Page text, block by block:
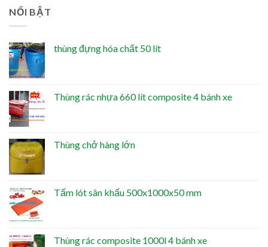
NỔI BẬT
thùng đựng hóa chất 50 lít
Thùng rác nhựa 660 lít composite 4 bánh xe
Thùng chở hàng lớn
Tấm lót sân khấu 500x1000x50 mm
Thùng rác composite 1000l 4 bánh xe